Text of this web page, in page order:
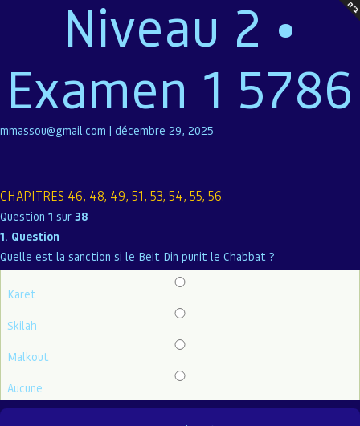
Niveau 2 •
Examen 1 5786
mmassou@gmail.com | décembre 29, 2025
CHAPITRES 46, 48, 49, 51, 53, 54, 55, 56.
Question 1 sur 38
1. Question
Quelle est la sanction si le Beit Din punit le Chabbat ?
Karet
Skilah
Malkout
Aucune